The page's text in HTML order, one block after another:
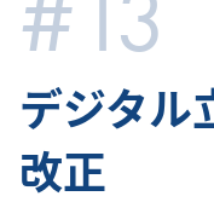
デジタル
改正